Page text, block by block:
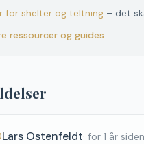
for shelter og teltning – det
ressourcer og guides
Lars Ostenfeldt· for 1 år siden